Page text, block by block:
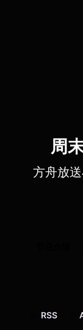
周
方舟放
RSS